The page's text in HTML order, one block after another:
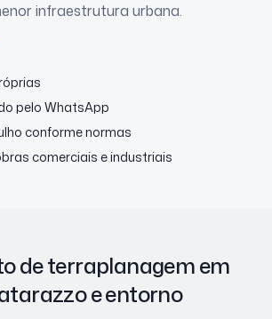
infraestrutura urbana.
pelo WhatsApp
conforme normas
comerciais e industriais
de terraplanagemem
e entorno